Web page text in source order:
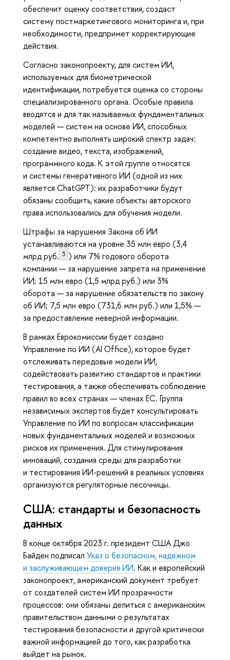
обеспечит оценку соответствия, создаст
систему постмаркетингового мониторинга и, при
необходимости, предпримет корректирующие
действия.
Согласно законопроекту, для систем ИИ,
используемых для биометрической
идентификации, потребуется оценка со стороны
специализированного органа. Особые правила
вводятся и для так называемых фундаментальных
моделей — систем на основе ИИ, способных
компетентно выполнять широкий спектр задач:
создание видео, текста, изображений,
программного кода. К этой группе относятся
и системы генеративного ИИ (одной из них
является ChatGPT): их разработчики будут
обязаны сообщить, какие объекты авторского
права использовались для обучения модели.
Штрафы за нарушения Закона об ИИ
устанавливаются на уровне 35 млн евро (3,4
млрд руб. 3 ) или 7% годового оборота
компании — за нарушение запрета на применение
ИИ; 15 млн евро (1,5 млрд руб.) или 3%
оборота — за нарушение обязательств по закону
об ИИ; 7,5 млн евро (731,6 млн руб.) или 1,5% —
за предоставление неверной информации.
В рамках Еврокомиссии будет создано
Управление по ИИ (AI Office), которое будет
отслеживать передовые модели ИИ,
содействовать развитию стандартов и практики
тестирования, а также обеспечивать соблюдение
правил во всех странах — членах ЕС. Группа
независимых экспертов будет консультировать
Управление по ИИ по вопросам классификации
новых фундаментальных моделей и возможных
рисков их применения. Для стимулирования
инноваций, создания среды для разработки
и тестирования ИИ-решений в реальных условиях
организуются регуляторные песочницы.
США: стандарты и безопасность
данных
В конце октября 2023 г. президент США Джо
Байден подписал Указ о безопасном, надежном
и заслуживающем доверия ИИ. Как и европейский
законопроект, американский документ требует
от создателей систем ИИ прозрачности
процессов: они обязаны делиться с американским
правительством данными о результатах
тестирования безопасности и другой критически
важной информацией до того, как разработка
выйдет на рынок.